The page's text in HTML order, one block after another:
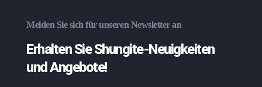
Melden Sie sich für unseren Newsletter an
Erhalten Sie Shungite-Neuigkeiten
und Angebote!